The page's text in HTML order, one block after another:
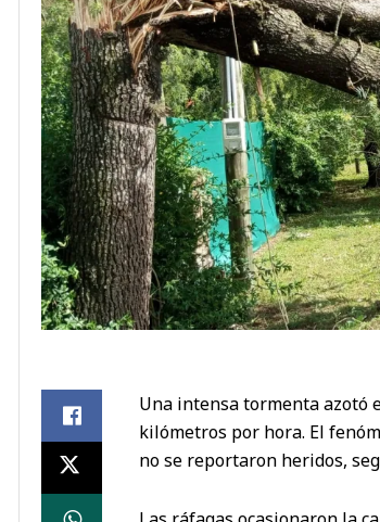
Una intensa tormenta azotó
kilómetros por hora. El
no se reportaron heridos,